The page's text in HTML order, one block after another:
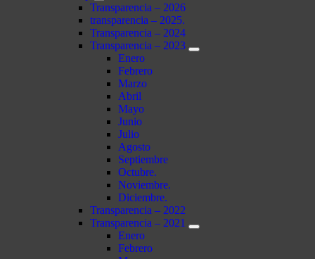
Transparencia – 2026
transparencia – 2025.
Transparencia – 2024
Transparencia – 2023
Enero
Febrero
Marzo
Abril
Mayo
Junio
Julio
Agosto
Septiembre
Octubre.
Noviembre.
Diciembre.
Transparencia – 2022
Transparencia – 2021
Enero
Febrero